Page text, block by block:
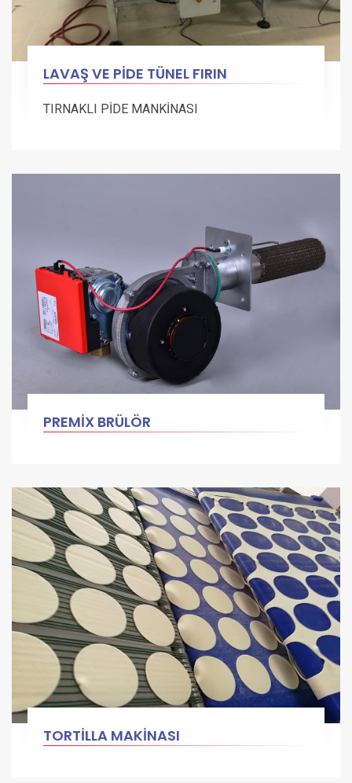
LAVAŞ VE PİDE TÜNEL FIRIN
TIRNAKLI PİDE MANKİNASI
PREMİX BRÜLÖR
TORTİLLA MAKİNASI